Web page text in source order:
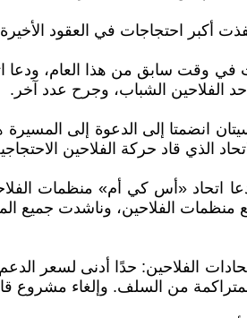
أكبر احتجاجات في العقود
الفلاحين الشباب، وجرح عدد آخر.
انضمتا إلى الدعوة إلى
الذي قاد حركة الفلاحين الاحتجاجية في
منظمات الفلاحين، وناشدت جميع
الفلاحين: حدًا أدنى لسعر
من السلف. وإلغاء مشروع قانون